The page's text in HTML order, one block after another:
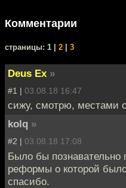
Комментарии
cтраницы: 1 | 2 3
Deus Ex »
#1 | 03.08.18 16:47
сижу, смотрю, местами
kolq »
#2 | 03.08.18 17:08
Было бы познавательно
реформы о которой
спасибо.